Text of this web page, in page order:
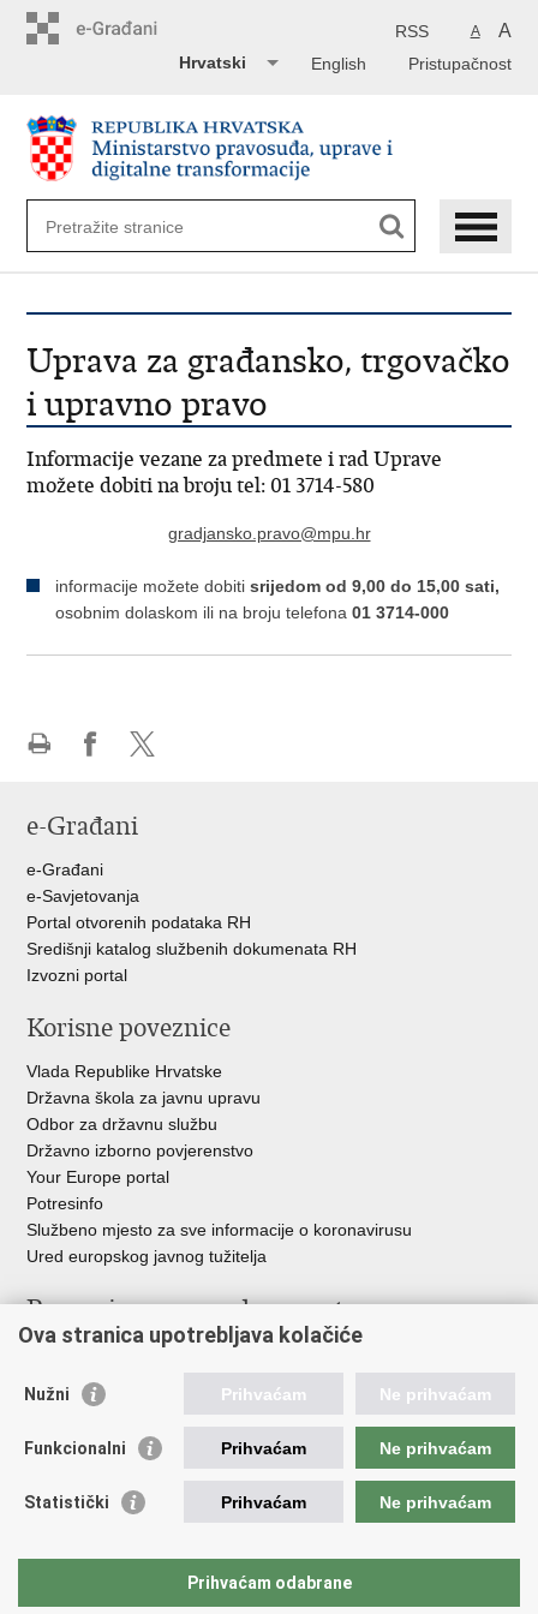
A A
RSS
Pristupačnost
English
Hrvatski
Uprava za građansko, trgovačko
i upravno pravo
Informacije vezane za predmete i rad Uprave
možete dobiti na broju tel: 01 3714-580
gradjansko.pravo@mpu.hr
informacije možete dobitisrijedom od 9,00 do 15,00 sati,
osobnim dolaskom ili na broju telefona01 3714-000
FacebookuTwitteru
e-Građani
e-Građani
e-Savjetovanja
Portal otvorenih podataka RH
Središnji katalog službenih dokumenata RH
Izvozni portal
Korisne poveznice
Vlada Republike Hrvatske
Državna škola za javnu upravu
Odbor za državnu službu
Državno izborno povjerenstvo
Your Europe portal
Potresinfo
Službeno mjesto za sve informacije o koronavirusu
Ured europskog javnog tužitelja
Poveznice pravosudnog sustava
Državno odvjetništvo
Ured za suzbijanje korupcije i organiziranog kriminaliteta
Državnoodvjetničko vijeće
Hrvatska odvjetnička komora
Europski pravosudni portal
Ova stranica upotrebljava kolačiće
Nužni Prihvaćam Ne prihvaćam
Funkcionalni Prihvaćam Ne prihvaćam
Statistički Prihvaćam Ne prihvaćam
Prihvaćam odabrane